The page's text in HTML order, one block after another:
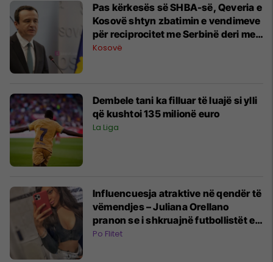
Pas kërkesës së SHBA-së, Qeveria e
Kosovë shtyn zbatimin e vendimeve
për reciprocitet me Serbinë deri me 1
shtator
Kosovë
Dembele tani ka filluar të luajë si ylli
që kushtoi 135 milionë euro
La Liga
Influencuesja atraktive në qendër të
vëmendjes – Juliana Orellano
pranon se i shkruajnë futbollistët e
famshëm
Po Flitet